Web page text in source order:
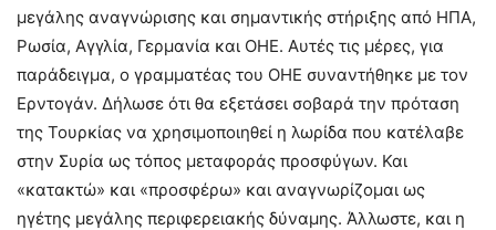
μεγάλης αναγνώρισης και σημαντικής στήριξης από ΗΠΑ,
Ρωσία, Αγγλία, Γερμανία και ΟΗΕ. Αυτές τις μέρες, για
παράδειγμα, ο γραμματέας του ΟΗΕ συναντήθηκε με τον
Ερντογάν. Δήλωσε ότι θα εξετάσει σοβαρά την πρόταση
της Τουρκίας να χρησιμοποιηθεί η λωρίδα που κατέλαβε
στην Συρία ως τόπος μεταφοράς προσφύγων. Και
«κατακτώ» και «προσφέρω» και αναγνωρίζομαι ως
ηγέτης μεγάλης περιφερειακής δύναμης. Άλλωστε, και η